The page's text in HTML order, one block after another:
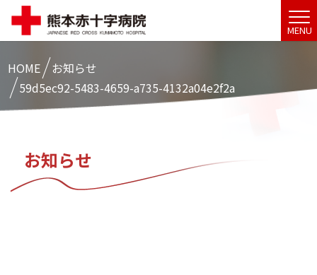
MENU
HOME
お知らせ
59d5ec92-5483-4659-a735-4132a04e2f2a
お知らせ